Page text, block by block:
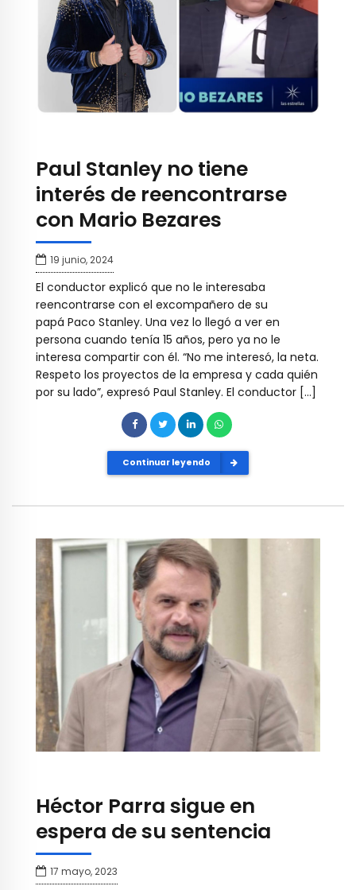
Paul Stanley no tiene
interés de reencontrarse
con Mario Bezares
19 junio, 2024
El conductor explicó que no le interesaba
reencontrarse con el excompañero de su
papá Paco Stanley. Una vez lo llegó a ver en
persona cuando tenía 15 años, pero ya no le
interesa compartir con él. “No me interesó, la neta.
Respeto los proyectos de la empresa y cada quién
por su lado”, expresó Paul Stanley. El conductor […]
Continuar leyendo
Héctor Parra sigue en
espera de su sentencia
17 mayo, 2023